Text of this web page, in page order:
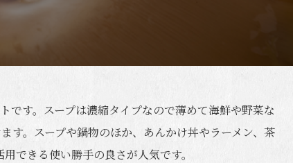
です。スープは濃縮タイプなので薄めて海鮮や野菜な
す。スープや鍋物のほか、あんかけ丼やラーメン、茶
できる使い勝手の良さが人気です。